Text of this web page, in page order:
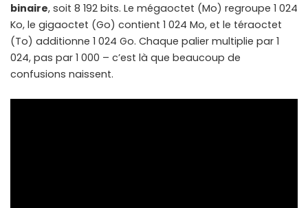
binaire, soit 8 192 bits. Le mégaoctet (Mo) regroupe 1 024
Ko, le gigaoctet (Go) contient 1 024 Mo, et le téraoctet
(To) additionne 1 024 Go. Chaque palier multiplie par 1
024, pas par 1 000 – c’est là que beaucoup de
confusions naissent.